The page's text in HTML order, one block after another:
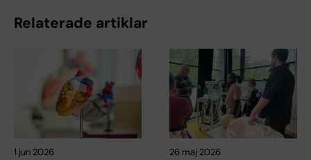
Relaterade artiklar
1 jun 2026 26 maj 2026